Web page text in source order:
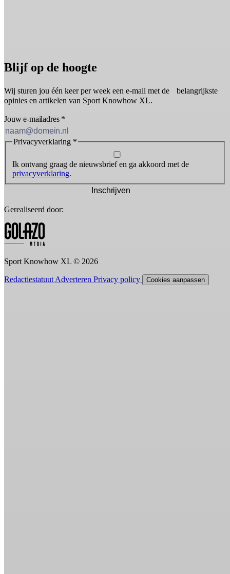
Blijf op de hoogte
Wij sturen jou één keer per week een e-mail met de belangrijkste
opinies en artikelen van Sport Knowhow XL.
Jouw e-mailadres *
Privacyverklaring *
Ik ontvang graag de nieuwsbrief en ga akkoord met de
privacyverklaring.
Inschrijven
Gerealiseerd door:
Sport Knowhow XL © 2026
Redactiestatuut Adverteren Privacy policy Cookies aanpassen